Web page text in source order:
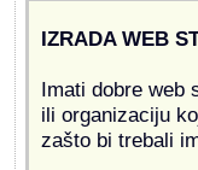
IZRADA WEB
Imati dobre web
ili organizaciju
zašto bi trebali